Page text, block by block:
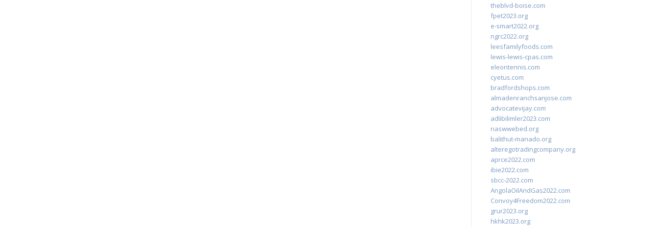
theblvd-boise.com
fpet2023.org
e-smart2022.org
ngrc2022.org
leesfamilyfoods.com
lewis-lewis-cpas.com
eleontennis.com
cyetus.com
bradfordshops.com
almadenranchsanjose.com
advocatevijay.com
adlibilimler2023.com
naswwebed.org
balithut-manado.org
alteregotradingcompany.org
aprce2022.com
ibie2022.com
sbcc-2022.com
AngolaOilAndGas2022.com
Convoy4Freedom2022.com
grur2023.org
hkhk2023.org